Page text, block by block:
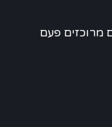
מרוכזים פעם